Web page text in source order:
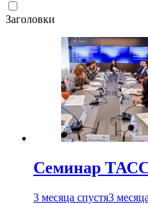
Заголовки
Семинар ТАСС
3 месяца спустя3